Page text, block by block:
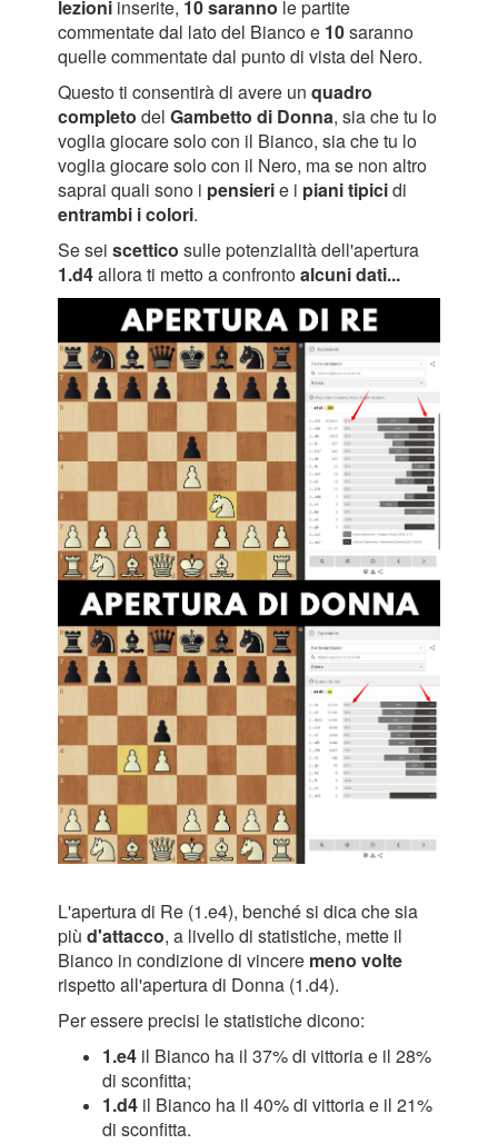
lezioni inserite, 10 saranno le partite
commentate dal lato del Bianco e 10saranno
quelle commentate dal punto di vista del Nero.
Questo ti consentirà di avere unquadro
completodelGambetto di Donna, sia che tu lo
voglia giocare solo con il Bianco, sia che tu lo
voglia giocare solo con il Nero, ma se non altro
saprai quali sono i pensierie i piani tipicidi
entrambi i colori.
Se seiscetticosulle potenzialità dell'apertura
1.d4allora ti metto a confrontoalcuni dati...
L'apertura di Re (1.e4), benché si dica che sia
piùd'attacco, a livello di statistiche, mette il
Bianco in condizione di vincere meno volte
rispetto all'apertura di Donna (1.d4).
Per essere precisi le statistiche dicono:
1.e4 il Bianco ha il 37% di vittoria e il 28%
di sconfitta;
1.d4 il Bianco ha il 40% di vittoria e il 21%
di sconfitta.